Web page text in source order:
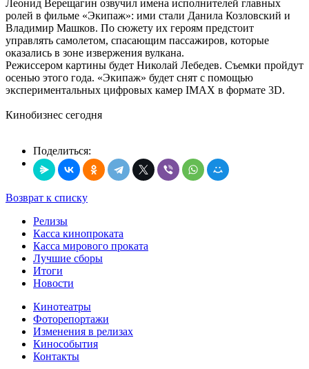
Леонид Верещагин озвучил имена исполнителей главных
ролей в фильме «Экипаж»: ими стали Данила Козловский и
Владимир Машков. По сюжету их героям предстоит
управлять самолетом, спасающим пассажиров, которые
оказались в зоне извержения вулкана.
Режиссером картины будет Николай Лебедев. Съемки пройдут
осенью этого года. «Экипаж» будет снят с помощью
экспериментальных цифровых камер IMAX в формате 3D.
Кинобизнес сегодня
Поделиться:
Возврат к списку
Релизы
Касса кинопроката
Касса мирового проката
Лучшие сборы
Итоги
Новости
Кинотеатры
Фоторепортажи
Изменения в релизах
Кинособытия
Контакты